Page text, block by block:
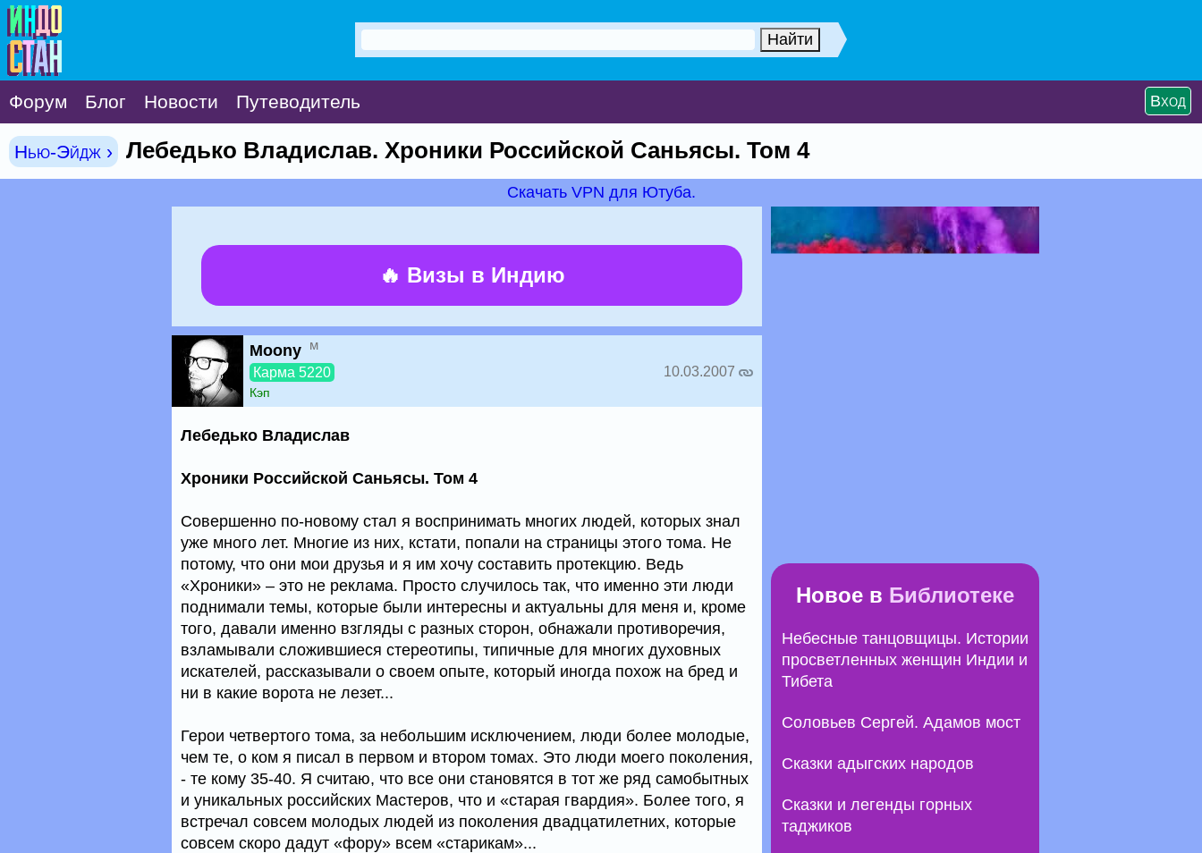
Форум Блог Новости Путеводитель Вход
Нью-Эйдж › Лебедько Владислав. Хроники Российской Саньясы. Том 4
Скачать VPN для Ютуба.
🔥 Визы в Индию
Moony м
Карма 5220
Кэп
10.03.2007
Лебедько Владислав
Хроники Российской Саньясы. Том 4
Совершенно по-новому стал я воспринимать многих людей, которых знал
уже много лет. Многие из них, кстати, попали на страницы этого тома. Не
потому, что они мои друзья и я им хочу составить протекцию. Ведь
«Хроники» – это не реклама. Просто случилось так, что именно эти люди
поднимали темы, которые были интересны и актуальны для меня и, кроме
того, давали именно взгляды с разных сторон, обнажали противоречия,
взламывали сложившиеся стереотипы, типичные для многих духовных
искателей, рассказывали о своем опыте, который иногда похож на бред и
ни в какие ворота не лезет...
Герои четвертого тома, за небольшим исключением, люди более молодые,
чем те, о ком я писал в первом и втором томах. Это люди моего поколения,
- те кому 35-40. Я считаю, что все они становятся в тот же ряд самобытных
и уникальных российских Мастеров, что и «старая гвардия». Более того, я
встречал совсем молодых людей из поколения двадцатилетних, которые
совсем скоро дадут «фору» всем «старикам»...
Новое в Библиотеке
Небесные танцовщицы. Истории
просветленных женщин Индии и
Тибета
Соловьев Сергей. Адамов мост
Сказки адыгских народов
Сказки и легенды горных
таджиков